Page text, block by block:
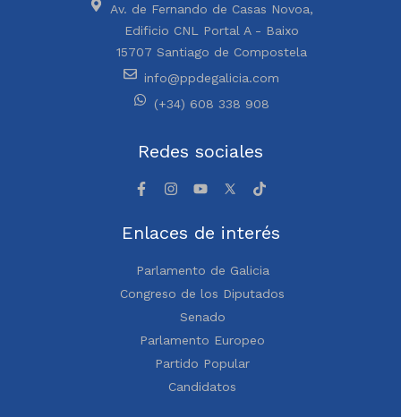
Av. de Fernando de Casas Novoa,
Edificio CNL Portal A - Baixo
15707 Santiago de Compostela
info@ppdegalicia.com
(+34) 608 338 908
Redes sociales
Enlaces de interés
Parlamento de Galicia
Congreso de los Diputados
Senado
Parlamento Europeo
Partido Popular
Candidatos